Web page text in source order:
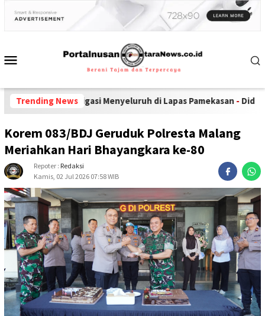
Trending News
Menyeluruh di Lapas Pamekasan-Diduga Pelanggaran
Korem 083/BDJ Geruduk Polresta Malang
Meriahkan Hari Bhayangkara ke-80
Repoter : Redaksi
Kamis, 02 Jul 2026 07:58 WIB